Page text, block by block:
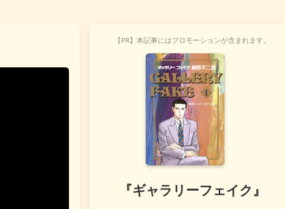
【PR】本記事にはプロモーションが含まれます。
『ギャラリーフェイク』